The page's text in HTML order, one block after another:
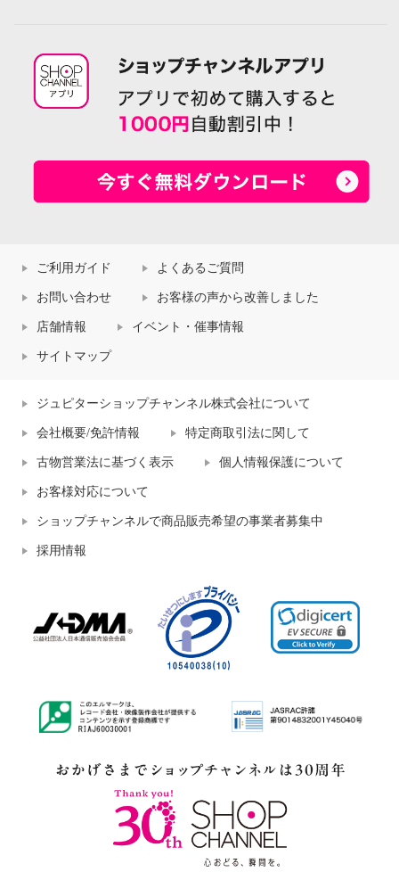
ご利用ガイド よくあるご質問
お問い合わせ お客様の声から改善しました
店舗情報 イベント・催事情報
サイトマップ
ジュピターショップチャンネル株式会社について
会社概要/免許情報 特定商取引法に関して
古物営業法に基づく表示 個人情報保護について
お客様対応について
ショップチャンネルで商品販売希望の事業者募集中
採用情報